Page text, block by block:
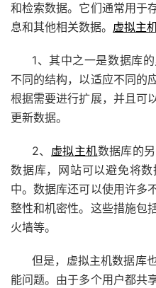
和检索数据。它们通常用于
息和其他相关数据。 虚拟主
1、其中之一是数据库
不同的结构，以适应不同的
根据需要进行扩展，并且可
更新数据。
2、 虚拟主机数据库的
数据库，网站可以避免将
中。数据库还可以使用许多
整性和机密性。这些措施包
火墙等。
但是，虚拟主机数据库
能问题。由于多个用户都共